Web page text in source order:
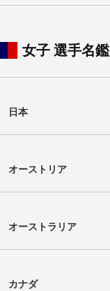
女子 選手名鑑
日本
オーストリア
オーストラリア
カナダ